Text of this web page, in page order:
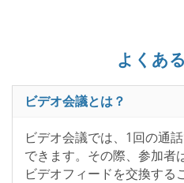
よくあ
ビデオ会議とは？
ビデオ会議では、1回の通
できます。その際、参加者
ビデオフィードを交換する